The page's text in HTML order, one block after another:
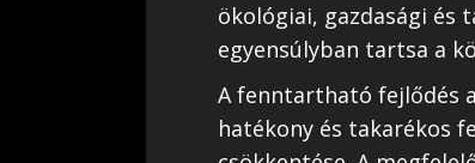
ökológiai, gazdasági és
egyensúlyban tartsa a
A fenntartható fejlődés
hatékony és takarékos